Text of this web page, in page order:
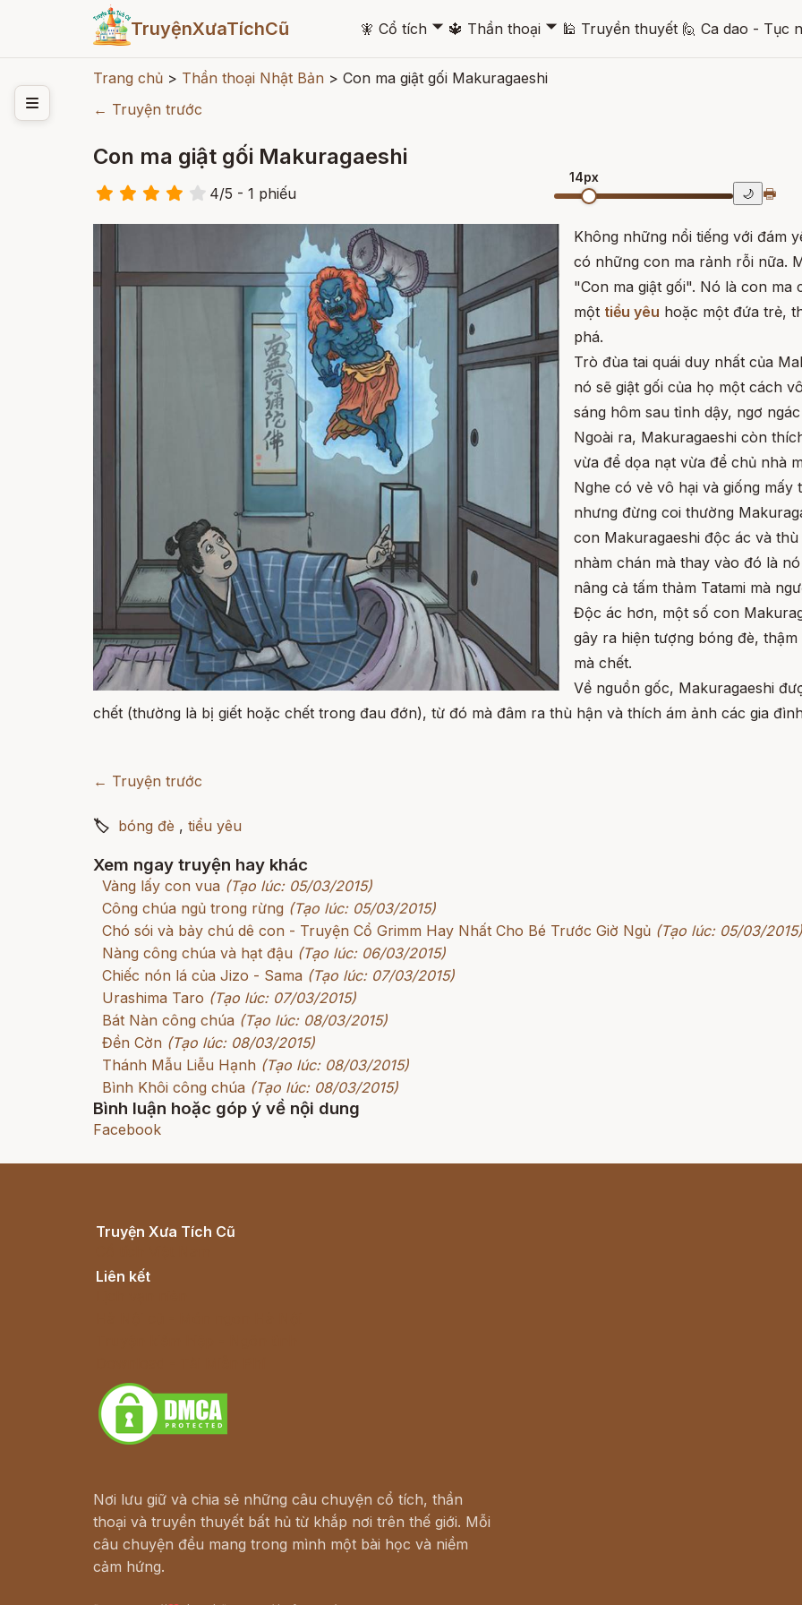
TruyệnXưaTíchCũ 🧚 Cổ tích 🞃 🔱 Thần thoại 🞃 🕌 Truyền thuyết 🙋 Ca dao - Tục
Trang chủ > Thần thoại Nhật Bản > Con ma giật gối Makuragaeshi
← Truyện trước
Con ma giật gối Makuragaeshi
4/5 - 1 phiếu
14px
🌙 🖶
Không những nổi tiếng với đám
có những con ma rảnh rỗi nữa.
"Con ma giật gối". Nó là con ma
một tiểu yêu hoặc một đứa trẻ,
phá.
Trò đùa tai quái duy nhất của
nó sẽ giật gối của họ một cách
sáng hôm sau tỉnh dậy, ngơ
Ngoài ra, Makuragaeshi còn
vừa để dọa nạt vừa để chủ nhà
Nghe có vẻ vô hại và giống
nhưng đừng coi thường
con Makuragaeshi độc ác và
nhàm chán mà thay vào đó là
nâng cả tấm thảm Tatami mà
Độc ác hơn, một số con
gây ra hiện tượng bóng đè,
mà chết.
Về nguồn gốc, Makuragaeshi
chết (thường là bị giết hoặc chết trong đau đớn), từ đó mà đâm ra thù hận và thích ám ảnh các gia
← Truyện trước
🏷 bóng đè , tiểu yêu
Xem ngay truyện hay khác
Vàng lấy con vua (Tạo lúc: 05/03/2015)
Công chúa ngủ trong rừng (Tạo lúc: 05/03/2015)
Chó sói và bảy chú dê con - Truyện Cổ Grimm Hay Nhất Cho Bé Trước Giờ Ngủ (Tạo lúc: 05/03/2015)
Nàng công chúa và hạt đậu (Tạo lúc: 06/03/2015)
Chiếc nón lá của Jizo - Sama (Tạo lúc: 07/03/2015)
Urashima Taro (Tạo lúc: 07/03/2015)
Bát Nàn công chúa (Tạo lúc: 08/03/2015)
Đền Cờn (Tạo lúc: 08/03/2015)
Thánh Mẫu Liễu Hạnh (Tạo lúc: 08/03/2015)
Bình Khôi công chúa (Tạo lúc: 08/03/2015)
Bình luận hoặc góp ý về nội dung
Facebook
Truyện Xưa Tích Cũ
Liên kết
Nơi lưu giữ và chia sẻ những câu chuyện cổ tích, thần
thoại và truyền thuyết bất hủ từ khắp nơi trên thế giới. Mỗi
câu chuyện đều mang trong mình một bài học và niềm
cảm hứng.